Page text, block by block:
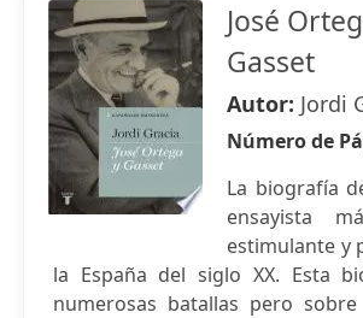
José
Gasset
Autor: Jordi
Número de
La biografía
ensayista
estimulante y
la España del siglo XX. Esta
numerosas batallas pero